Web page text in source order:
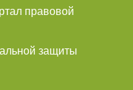
правовой
защиты